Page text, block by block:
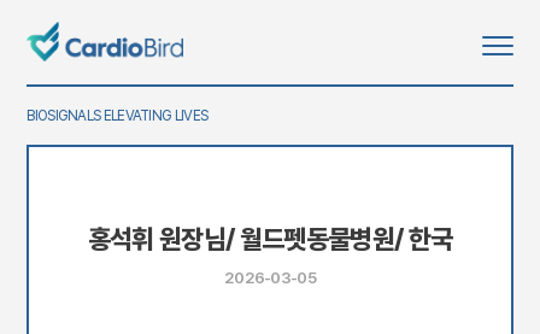
BIOSIGNALS ELEVATING LIVES
홍석휘 원장님/ 월드펫동물병원/ 한국
2026-03-05